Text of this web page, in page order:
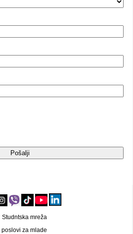
Video oglasi
Studntska mreža
poslovi za mlade